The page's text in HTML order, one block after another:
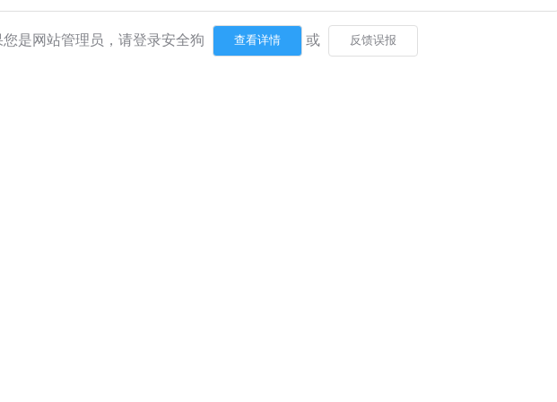
您是网站管理员，请登录安全狗 或